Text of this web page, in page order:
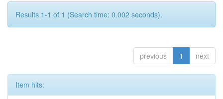
Results 1-1 of 1 (Search time: 0.002 seconds).
previous 1 next
Item hits: